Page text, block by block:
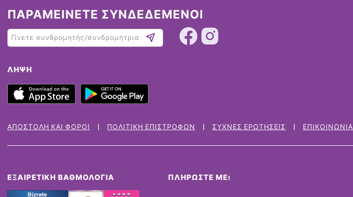
ΠΑΡΑΜΕΙΝΕΤΕ ΣΥΝΔΕΔΕΜΕΝΟΙ
ΛΉΨΗ
ΑΠΟΣΤΟΛΉ ΚΑΙ ΦΌΡΟΙ ΠΟΛΙΤΙΚΉ ΕΠΙΣΤΡΟΦΏΝ ΣΥΧΝΈΣ ΕΡΩΤΉΣΕΙΣ ΕΠΙΚΟΙΝΩΝΊΑ
ΕΞΑΙΡΕΤΙΚΉ ΒΑΘΜΟΛΟΓΊΑ ΠΛΗΡΏΣΤΕ ΜΕ: